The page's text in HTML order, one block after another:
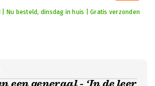
| Nu besteld, dinsdag in huis | Gratis verzonden